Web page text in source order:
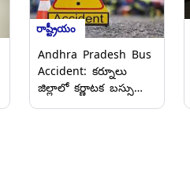
రాష్ట్రీయం
Andhra Pradesh Bus
Accident: కర్నూలు
జిల్లాలో కర్ణాటక బస్సు